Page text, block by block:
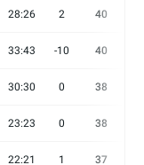
28:26 2 40
33:43 -10 40
30:30 0 38
23:23 0 38
22:21 1 37